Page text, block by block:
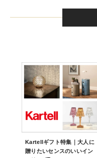
Kartellギフト特集｜大人に
贈りたいセンスのいいイン